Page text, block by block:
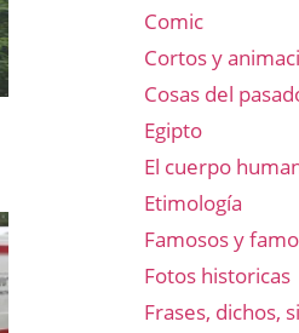
Comic
Cortos y
Cosas del
Egipto
El cuerpo
Etimología
Famosos y
Fotos historicas
Frases, dichos,